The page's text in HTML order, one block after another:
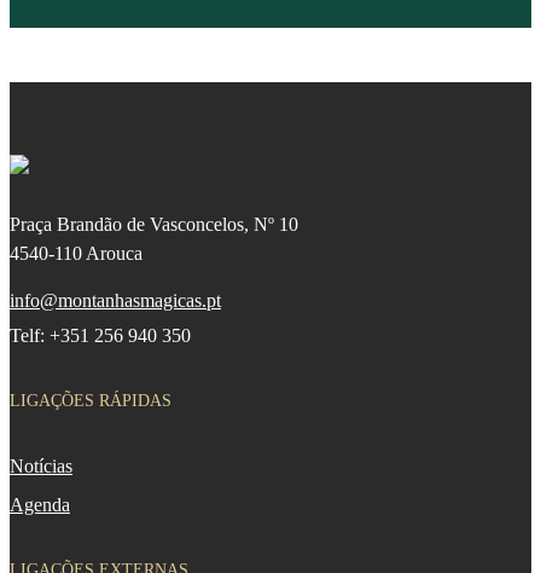
Praça Brandão de Vasconcelos, Nº 10
4540-110 Arouca
info@montanhasmagicas.pt
Telf: +351 256 940 350
LIGAÇÕES RÁPIDAS
Notícias
Agenda